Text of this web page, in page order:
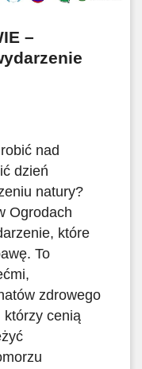
–
nad
dzień
natury?
Ogrodach
które
To
zdrowego
którzy cenią